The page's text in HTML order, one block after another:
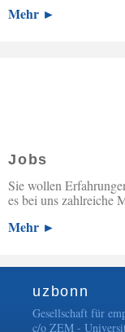
Mehr ►
Jobs
Sie wollen
es bei uns zahlreiche
Mehr ►
uzbonn
Gesellschaft für
c/o ZEM -